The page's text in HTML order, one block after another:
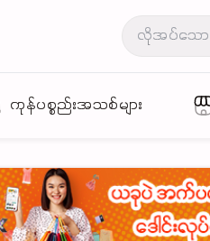
ကုန်ပစ္စည်းအသစ်များ